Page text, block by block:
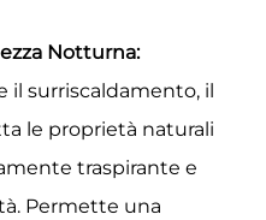
Notturna:
surriscaldamento, il
le proprietà naturali
traspirante e
Permette una